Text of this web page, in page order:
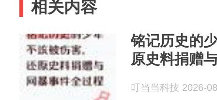
相关内容
铭记历史的
原史料捐赠
叮当当科技 2026-